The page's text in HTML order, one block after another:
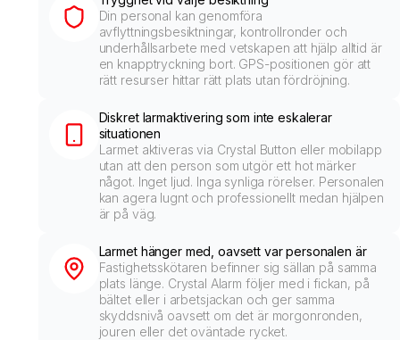
Din personal kan genomföra
avflyttningsbesiktningar, kontrollronder och
underhållsarbete med vetskapen att hjälp alltid är
en knapptryckning bort. GPS-positionen gör att
rätt resurser hittar rätt plats utan fördröjning.
Diskret larmaktivering som inte eskalerar
situationen
Larmet aktiveras via Crystal Button eller mobilapp
utan att den person som utgör ett hot märker
något. Inget ljud. Inga synliga rörelser. Personalen
kan agera lugnt och professionellt medan hjälpen
är på väg.
Larmet hänger med, oavsett var personalen är
Fastighetsskötaren befinner sig sällan på samma
plats länge. Crystal Alarm följer med i fickan, på
bältet eller i arbetsjackan och ger samma
skyddsnivå oavsett om det är morgonronden,
jouren eller det oväntade rycket.